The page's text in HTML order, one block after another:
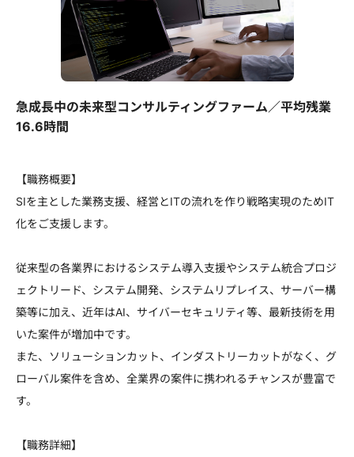
急成長中の未来型コンサルティングファーム／平均残業
16.6時間
【職務概要】
SIを主とした業務支援、経営とITの流れを作り戦略実現のためIT
化をご支援します。
従来型の各業界におけるシステム導入支援やシステム統合プロジ
ェクトリード、システム開発、システムリプレイス、サーバー構
築等に加え、近年はAI、サイバーセキュリティ等、最新技術を用
いた案件が増加中です。
また、ソリューションカット、インダストリーカットがなく、グ
ローバル案件を含め、全業界の案件に携われるチャンスが豊富で
す。
【職務詳細】